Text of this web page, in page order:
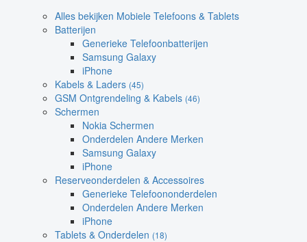
Alles bekijken Mobiele Telefoons & Tablets
Batterijen
Generieke Telefoonbatterijen
Samsung Galaxy
iPhone
Kabels & Laders (45)
GSM Ontgrendeling & Kabels (46)
Schermen
Nokia Schermen
Onderdelen Andere Merken
Samsung Galaxy
iPhone
Reserveonderdelen & Accessoires
Generieke Telefoononderdelen
Onderdelen Andere Merken
iPhone
Tablets & Onderdelen (18)